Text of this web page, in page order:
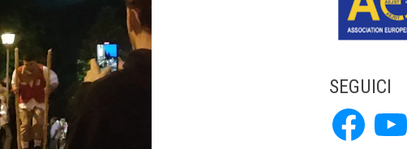
SEGUICI
FacebookYouTube